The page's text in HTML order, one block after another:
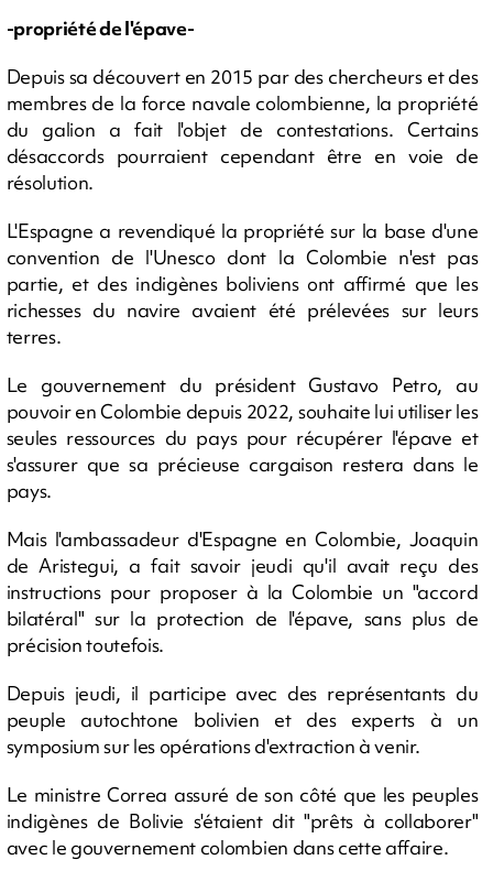
-propriété de l'épave-
Depuis sa découvert en 2015 par des chercheurs et des
membres de la force navale colombienne, la propriété
du galion a fait l'objet de contestations. Certains
désaccords pourraient cependant être en voie de
résolution.
L'Espagne a revendiqué la propriété sur la base d'une
convention de l'Unesco dont la Colombie n'est pas
partie, et des indigènes boliviens ont affirmé que les
richesses du navire avaient été prélevées sur leurs
terres.
Le gouvernement du président Gustavo Petro, au
pouvoir en Colombie depuis 2022, souhaite lui utiliser les
seules ressources du pays pour récupérer l'épave et
s'assurer que sa précieuse cargaison restera dans le
pays.
Mais l'ambassadeur d'Espagne en Colombie, Joaquin
de Aristegui, a fait savoir jeudi qu'il avait reçu des
instructions pour proposer à la Colombie un "accord
bilatéral" sur la protection de l'épave, sans plus de
précision toutefois.
Depuis jeudi, il participe avec des représentants du
peuple autochtone bolivien et des experts à un
symposium sur les opérations d'extraction à venir.
Le ministre Correa assuré de son côté que les peuples
indigènes de Bolivie s'étaient dit "prêts à collaborer"
avec le gouvernement colombien dans cette affaire.